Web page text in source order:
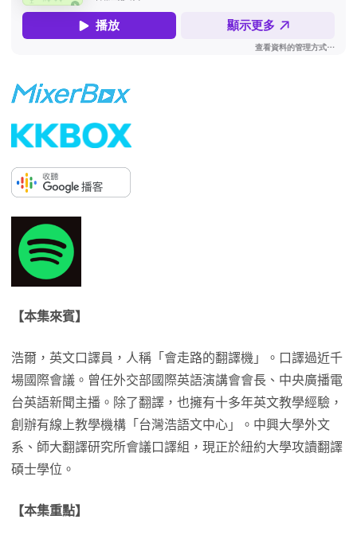
【本集來賓】
浩爾，英文口譯員，人稱「會走路的翻譯機」。口譯過近千
場國際會議。曾任外交部國際英語演講會會長、中央廣播電
台英語新聞主播。除了翻譯，也擁有十多年英文教學經驗，
創辦有線上教學機構「台灣浩語文中心」。中興大學外文
系、師大翻譯研究所會議口譯組，現正於紐約大學攻讀翻譯
碩士學位。
【本集重點】